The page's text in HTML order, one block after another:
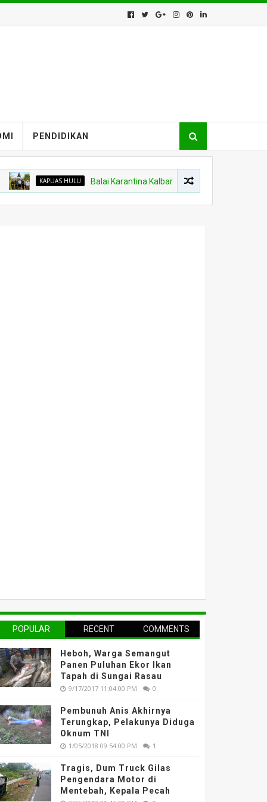
PENDIDIKAN
KAPUAS HULU Balai Karantina Kalbar Tinjau Jalur Tidak Resmi di
POPULAR RECENT COMMENTS
Heboh, Warga Semangut
Panen Puluhan Ekor Ikan
Tapah di Sungai Rasau
9/17/2017 11:04:00 PM 0
Pembunuh Anis Akhirnya
Terungkap, Pelakunya Diduga
Oknum TNI
1/05/2018 09:54:00 PM 1
Tragis, Dum Truck Gilas
Pengendara Motor di
Mentebah, Kepala Pecah